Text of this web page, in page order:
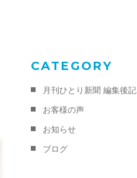
CATEGORY
月刊ひとり新聞 編集後記
お客様の声
お知らせ
ブログ